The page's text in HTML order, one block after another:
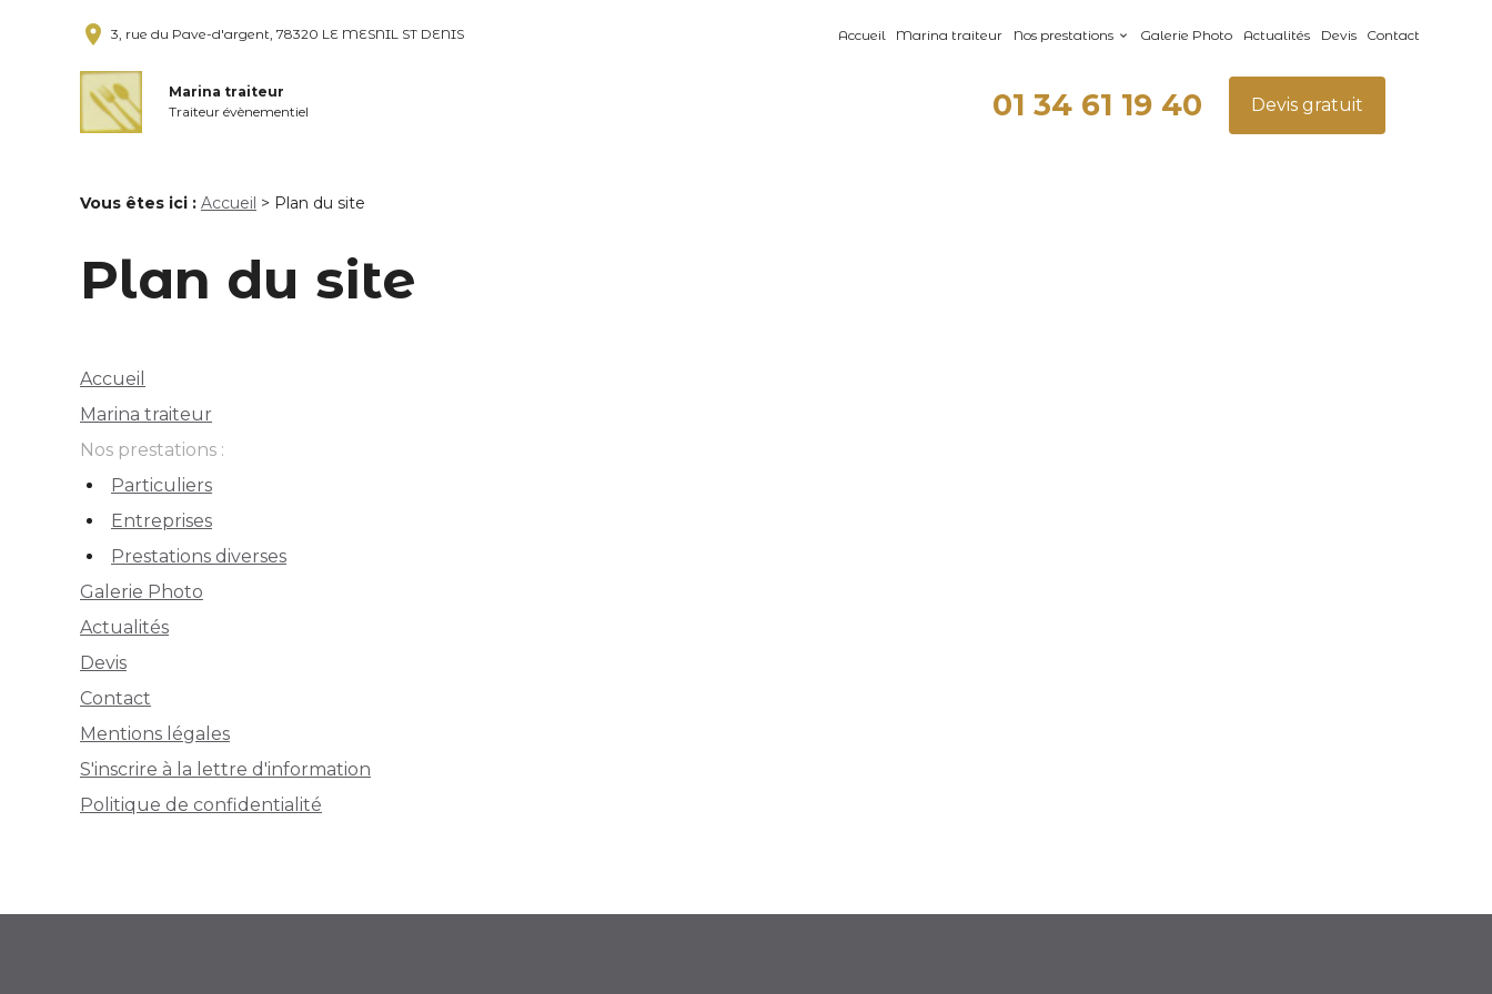
place 3, rue du Pave-d'argent, 78320 LE MESNIL ST DENIS Accueil Marina traiteur Nos prestations Galerie Photo Actualités Devis Contact
Marina traiteur
Traiteur évènementiel
01 34 61 19 40 Devis gratuit
Vous êtes ici : Accueil > Plan du site
Plan du site
Accueil
Marina traiteur
Nos prestations
Particuliers
Entreprises
Prestations diverses
Galerie Photo
Actualités
Devis
Contact
Mentions légales
S'inscrire à la lettre d'information
Politique de confidentialité